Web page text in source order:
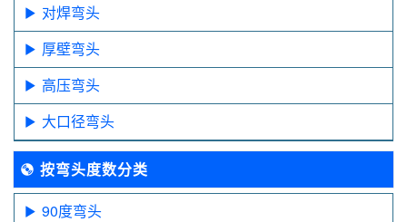
对焊弯头
厚壁弯头
高压弯头
大口径弯头
按弯头度数分类
90度弯头